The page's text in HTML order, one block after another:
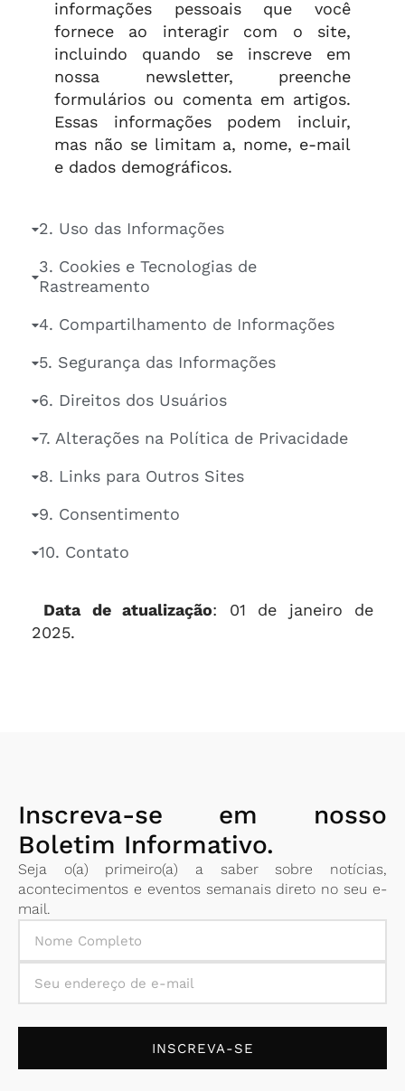
informações pessoais que você
fornece ao interagir com o site,
incluindo quando se inscreve em
nossa newsletter, preenche
formulários ou comenta em artigos.
Essas informações podem incluir,
mas não se limitam a, nome, e-mail
e dados demográficos.
2. Uso das Informações
3. Cookies e Tecnologias de
Rastreamento
4. Compartilhamento de Informações
5. Segurança das Informações
6. Direitos dos Usuários
7. Alterações na Política de Privacidade
8. Links para Outros Sites
9. Consentimento
10. Contato
Data de atualização: 01 de janeiro de
2025.
Inscreva-se em nosso
Boletim Informativo.
Seja o(a) primeiro(a) a saber sobre notícias,
acontecimentos e eventos semanais direto no seu e-
mail.
INSCREVA-SE